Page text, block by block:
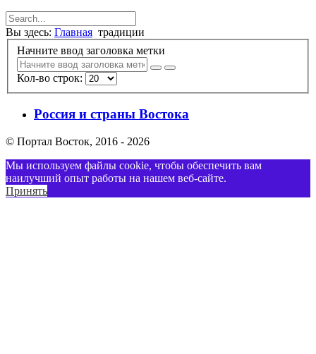
Вы здесь: Главная традиции
Начните ввод заголовка метки
Кол-во строк:
Россия и страны Востока
© Портал Восток, 2016 - 2026
Мы используем файлы cookie, чтобы обеспечить вам
наилучший опыт работы на нашем веб-сайте.
Принять